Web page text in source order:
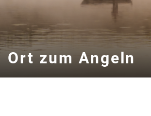
Ort zum Angeln